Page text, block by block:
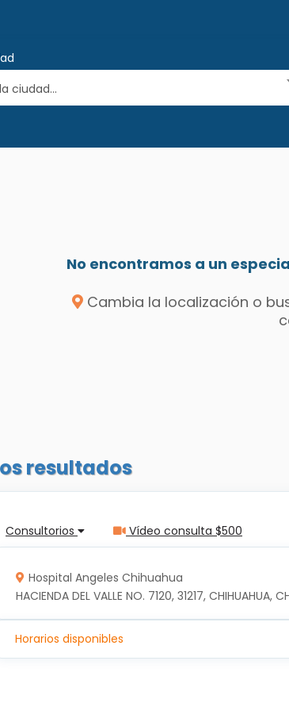
ciudad...
No encontramos a un
Cambia la localización o
resultados
Consultorios Vídeo consulta $500
Hospital Angeles Chihuahua
HACIENDA DEL VALLE NO. 7120, 31217, CHIHUAHUA,
Horarios disponibles